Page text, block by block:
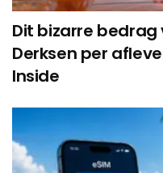
Dit bizarre
Derksen per
Inside